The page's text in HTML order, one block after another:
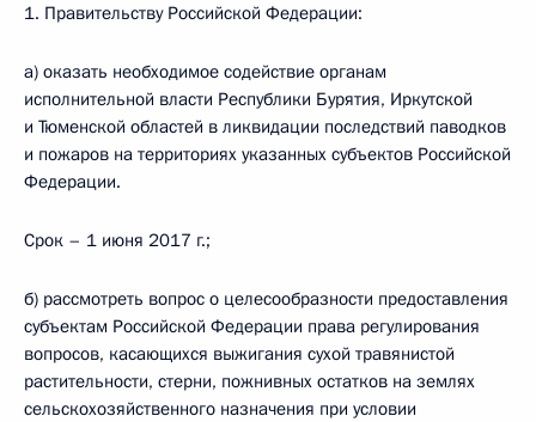
1. Правительству Российской Федерации:
а) оказать необходимое содействие органам
исполнительной власти Республики Бурятия, Иркутской
и Тюменской областей в ликвидации последствий паводков
и пожаров на территориях указанных субъектов Российской
Федерации.
Срок – 1 июня 2017 г.;
б) рассмотреть вопрос о целесообразности предоставления
субъектам Российской Федерации права регулирования
вопросов, касающихся выжигания сухой травянистой
растительности, стерни, пожнивных остатков на землях
сельскохозяйственного назначения при условии